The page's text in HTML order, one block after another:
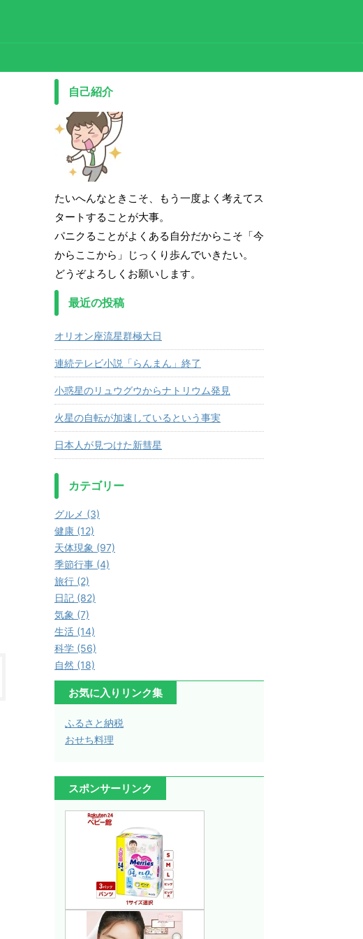
自己紹介
たいへんなときこそ、もう一度よく考えてス
タートすることが大事。
パニクることがよくある自分だからこそ「今
からここから」じっくり歩んでいきたい。
どうぞよろしくお願いします。
最近の投稿
オリオン座流星群極大日
連続テレビ小説「らんまん」終了
小惑星のリュウグウからナトリウム発見
火星の自転が加速しているという事実
日本人が見つけた新彗星
カテゴリー
グルメ (3)
健康 (12)
天体現象 (97)
季節行事 (4)
旅行 (2)
日記 (82)
気象 (7)
生活 (14)
科学 (56)
自然 (18)
お気に入りリンク集
ふるさと納税
おせち料理
スポンサーリンク